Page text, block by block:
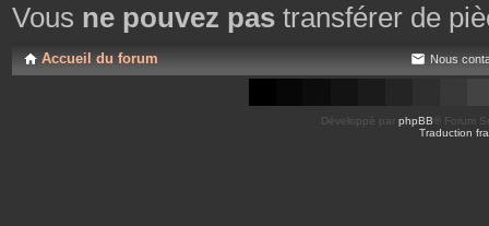
Vous ne pouvez pas transférer de
Accueil du forum Nous
Développé par phpBB ® Forum
Traduction